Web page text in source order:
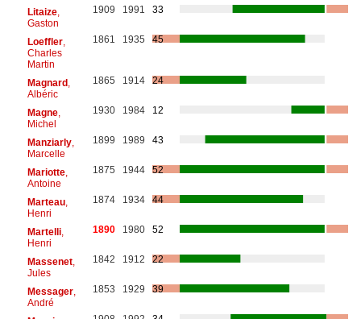
Litaize,
Gaston
1909 1991 33
Loeffler,
Charles
Martin
1861 1935 45
Magnard,
Albéric
1865 1914 24
Magne,
Michel
1930 1984 12
Manziarly,
Marcelle
1899 1989 43
Mariotte,
Antoine
1875 1944 52
Marteau,
Henri
1874 1934 44
Martelli,
Henri
1890 1980 52
Massenet,
Jules
1842 1912 22
Messager,
André
1853 1929 39